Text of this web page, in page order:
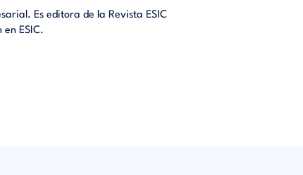
Es editora de la Revista ESIC
ESIC.